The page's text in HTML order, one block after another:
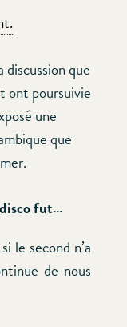
que
ont poursuivie
une
que
fut…
le second n’a
de nous